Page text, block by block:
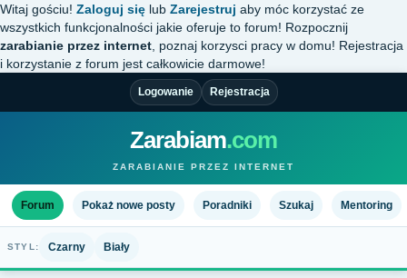
Witaj gościu! Zaloguj się lub Zarejestruj aby móc korzystać ze
wszystkich funkcjonalności jakie oferuje to forum! Rozpocznij
zarabianie przez internet , poznaj korzysci pracy w domu! Rejestracja
i korzystanie z forum jest całkowicie darmowe!
Logowanie Rejestracja
Zarabiam.com
ZARABIANIE PRZEZ INTERNET
Forum Pokaż nowe posty Poradniki Szukaj Mentoring
STYL: Czarny Biały